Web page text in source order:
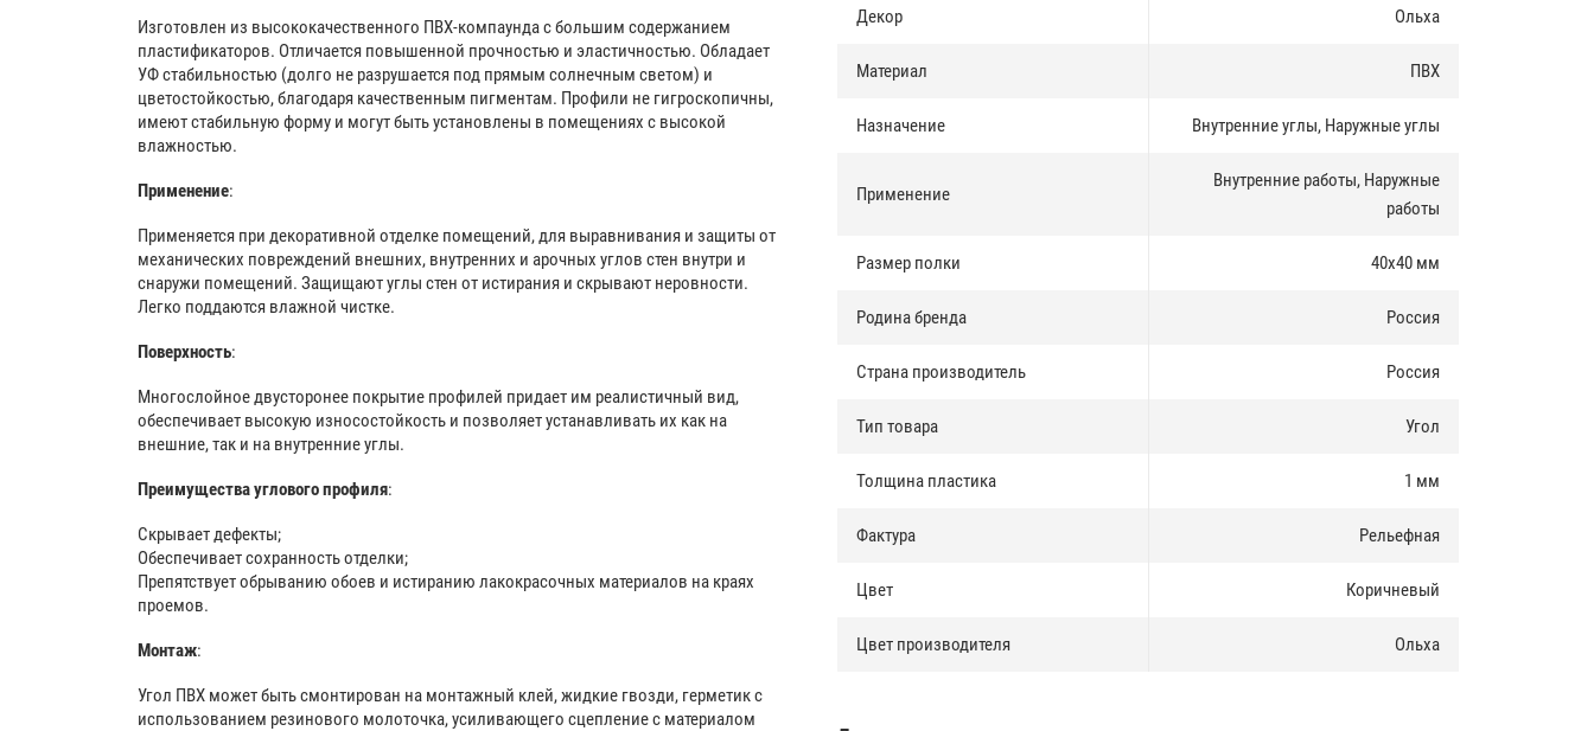
Изготовлен из высококачественного ПВХ-компаунда с большим содержанием
пластификаторов. Отличается повышенной прочностью и эластичностью. Обладает
УФ стабильностью (долго не разрушается под прямым солнечным светом) и
цветостойкостью, благодаря качественным пигментам. Профили не гигроскопичны,
имеют стабильную форму и могут быть установлены в помещениях с высокой
влажностью.
Применение:
Применяется при декоративной отделке помещений, для выравнивания и защиты от
механических повреждений внешних, внутренних и арочных углов стен внутри и
снаружи помещений. Защищают углы стен от истирания и скрывают неровности.
Легко поддаются влажной чистке.
Поверхность:
Многослойное двусторонее покрытие профилей придает им реалистичный вид,
обеспечивает высокую износостойкость и позволяет устанавливать их как на
внешние, так и на внутренние углы.
Преимущества углового профиля:
Скрывает дефекты;
Обеспечивает сохранность отделки;
Препятствует обрыванию обоев и истиранию лакокрасочных материалов на краях
проемов.
Монтаж:
Угол ПВХ может быть смонтирован на монтажный клей, жидкие гвозди, герметик с
использованием резинового молоточка, усиливающего сцепление с материалом
Декор Ольха
Материал ПВХ
Назначение Внутренние углы, Наружные углы
Применение
Внутренние работы, Наружные
работы
Размер полки 40х40 мм
Родина бренда Россия
Страна производитель Россия
Тип товара Угол
Толщина пластика 1 мм
Фактура Рельефная
Цвет Коричневый
Цвет производителя Ольха